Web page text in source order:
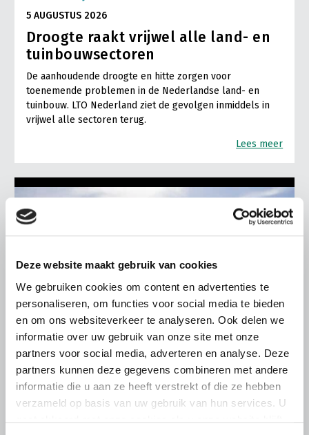
Deze website maakt gebruik van cookies
We gebruiken cookies om content en advertenties te
personaliseren, om functies voor social media te bieden
en om ons websiteverkeer te analyseren. Ook delen we
informatie over uw gebruik van onze site met onze
partners voor social media, adverteren en analyse. Deze
partners kunnen deze gegevens combineren met andere
informatie die u aan ze heeft verstrekt of die ze hebben
verzameld op basis van uw gebruik van hun services. U
5 AUGUSTUS 2026
Droogte raakt vrijwel alle land- en
tuinbouwsectoren
De aanhoudende droogte en hitte zorgen voor
toenemende problemen in de Nederlandse land- en
tuinbouw. LTO Nederland ziet de gevolgen inmiddels in
vrijwel alle sectoren terug.
Lees meer
ALGEMENE INFORMATIE